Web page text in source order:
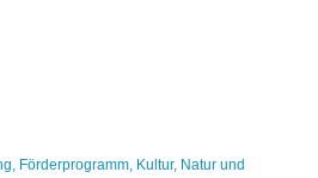
, Förderprogramm, Kultur, Natur und